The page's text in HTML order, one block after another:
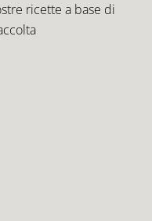
ricette a base di